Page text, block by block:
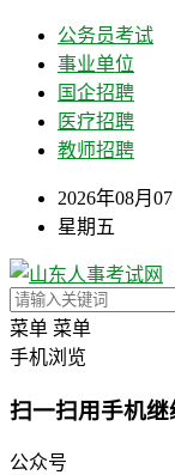
公务员考试
事业单位
国企招聘
医疗招聘
教师招聘
2026年08月07
星期五
菜单 菜单
手机浏览
扫一扫用手机继
公众号